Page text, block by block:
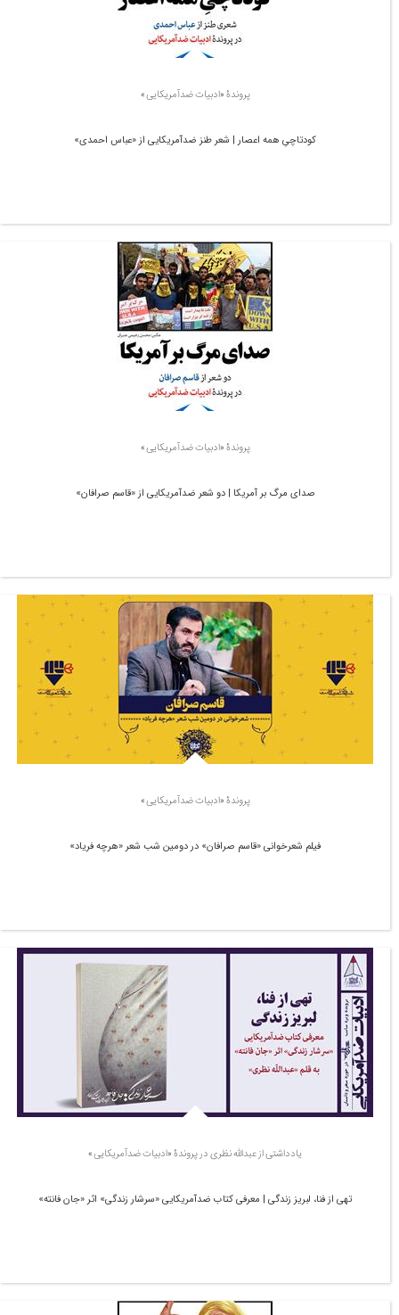
پروندۀ «ادبیات ضدآمریکایی»
کودتاچیِ همه اعصار | شعر طنز ضدآمریکایی از «عباس احمدی»
پروندۀ «ادبیات ضدآمریکایی»
صدای مرگ بر آمریکا | دو شعر ضدآمریکایی از «قاسم صرافان»
پروندۀ «ادبیات ضدآمریکایی»
فیلم شعرخوانی «قاسم صرافان» در دومین شب شعر «هرچه فریاد»
یادداشتی از عبدالله نظری در پروندۀ «ادبیات ضدآمریکایی»
تهی از فنا، لبریز زندگی | معرفی کتاب ضدآمریکایی «سرشار زندگی» اثر «جان فانته»